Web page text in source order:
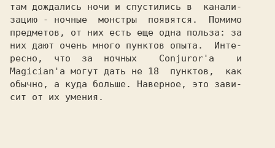
там дождались ночи и спустились в  канали-
зацию - ночные  монстры  появятся.  Помимо
предметов, от них есть еще одна польза: за
них дают очень много пунктов опыта.  Инте-
ресно,  что  за  ночных    Conjuror'а    и
Magician'а могут дать не 18  пунктов,  как
обычно, а куда больше. Наверное, это зави-
сит от их умения.